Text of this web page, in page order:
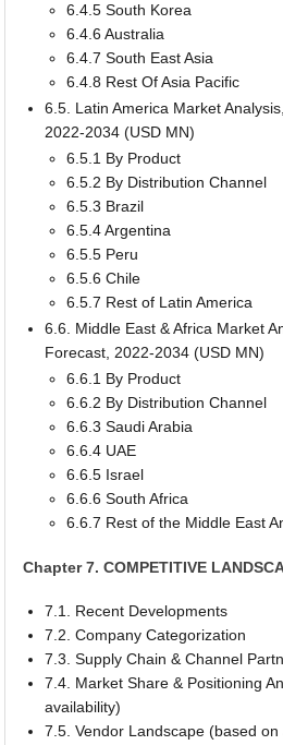
6.4.5 South Korea
6.4.6 Australia
6.4.7 South East Asia
6.4.8 Rest Of Asia Pacific
6.5. Latin America Market
2022-2034 (USD MN)
6.5.1 By Product
6.5.2 By Distribution Channel
6.5.3 Brazil
6.5.4 Argentina
6.5.5 Peru
6.5.6 Chile
6.5.7 Rest of Latin America
6.6. Middle East & Africa Market
Forecast, 2022-2034 (USD MN)
6.6.1 By Product
6.6.2 By Distribution Channel
6.6.3 Saudi Arabia
6.6.4 UAE
6.6.5 Israel
6.6.6 South Africa
6.6.7 Rest of the Middle East
Chapter 7. COMPETITIVE
7.1. Recent Developments
7.2. Company Categorization
7.3. Supply Chain & Channel
7.4. Market Share & Positioning
availability)
7.5. Vendor Landscape (based on